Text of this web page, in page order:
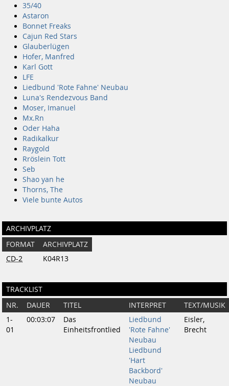
35/40
Astaron
Bonnet Freaks
Cajun Red Stars
Glauberlügen
Hofer, Manfred
Karl Gott
LFE
Liedbund 'Rote Fahne' Neubau
Luna's Rendezvous Band
Moser, Imanuel
Mx.Rn
Oder Haha
Radikalkur
Raygold
Rröslein Tott
Seb
Shao yan he
Thorns, The
Viele bunte Autos
ARCHIVPLATZ
FORMAT
ARCHIVPLATZ
CD-2
K04R13
TRACKLIST
NR. DAUER TITEL INTERPRET
TEXT/MUSIK
1-
01
00:03:07
Das
Einheitsfrontlied
Liedbund
'Rote Fahne'
Neubau
Liedbund
'Hart
Backbord'
Neubau
Eisler,
Brecht